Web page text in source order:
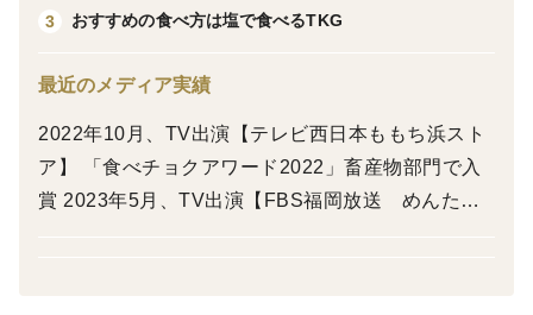
ん！
やまもりたまごのいいとこどりの特徴はなんと言っても
そもそも鶏肉が臭くなってしまう理由は2つ。
3
おすすめの食べ方は塩で食べるTKG
最近のメディア実績
2022年10月、TV出演【テレビ西日本ももち浜スト
ア】 「食べチョクアワード2022」畜産物部門で入
賞 2023年5月、TV出演【FBS福岡放送 めんたい